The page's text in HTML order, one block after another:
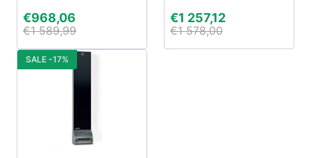
€968,06
€1 589,99
€1 257,12
€1 578,00
SALE -17%